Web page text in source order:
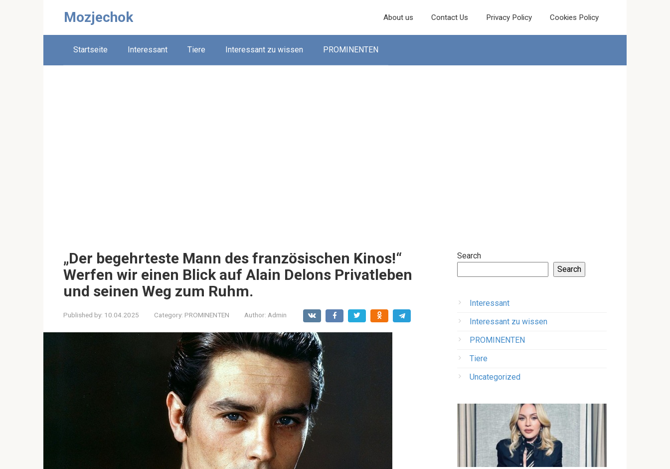
Mozjechok About us Contact Us Privacy Policy Cookies Policy
Startseite Interessant Tiere Interessant zu wissen PROMINENTEN
„Der begehrteste Mann des französischen Kinos!“
Werfen wir einen Blick auf Alain Delons Privatleben
und seinen Weg zum Ruhm.
Published by: 10.04.2025 Category: PROMINENTEN Author: Admin
Search
Search
Interessant
Interessant zu wissen
PROMINENTEN
Tiere
Uncategorized